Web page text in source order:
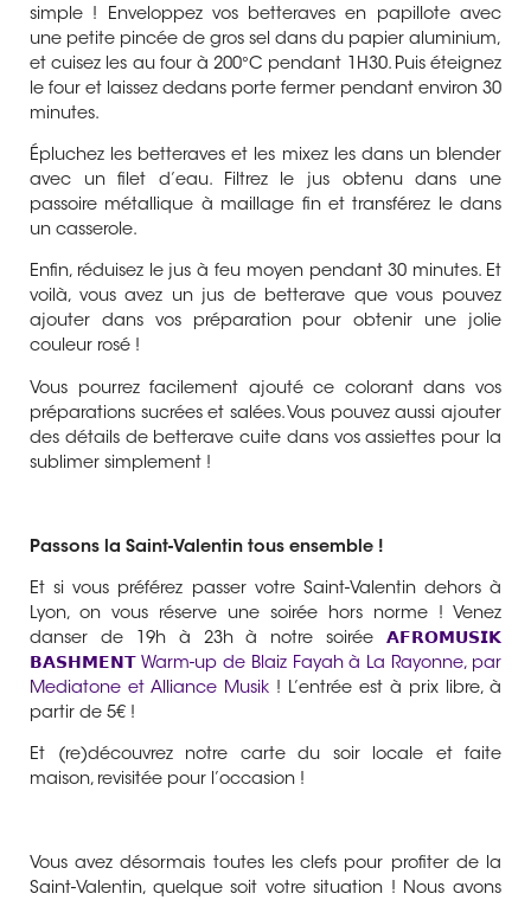
simple ! Enveloppez vos betteraves en papillote avec
une petite pincée de gros sel dans du papier aluminium,
et cuisez les au four à 200°C pendant 1H30. Puis éteignez
le four et laissez dedans porte fermer pendant environ 30
minutes.
Épluchez les betteraves et les mixez les dans un blender
avec un filet d’eau. Filtrez le jus obtenu dans une
passoire métallique à maillage fin et transférez le dans
un casserole.
Enfin, réduisez le jus à feu moyen pendant 30 minutes. Et
voilà, vous avez un jus de betterave que vous pouvez
ajouter dans vos préparation pour obtenir une jolie
couleur rosé !
Vous pourrez facilement ajouté ce colorant dans vos
préparations sucrées et salées. Vous pouvez aussi ajouter
des détails de betterave cuite dans vos assiettes pour la
sublimer simplement !
Passons la Saint-Valentin tous ensemble !
Et si vous préférez passer votre Saint-Valentin dehors à
Lyon, on vous réserve une soirée hors norme ! Venez
danser de 19h à 23h à notre soirée 𝗔𝗙𝗥𝗢𝗠𝗨𝗦𝗜𝗞
𝗕𝗔𝗦𝗛𝗠𝗘𝗡𝗧 Warm-up de Blaiz Fayah à La Rayonne, par
Mediatone et Alliance Musik ! L’entrée est à prix libre, à
partir de 5€ !
Et (re)découvrez notre carte du soir locale et faite
maison, revisitée pour l’occasion !
Vous avez désormais toutes les clefs pour profiter de la
Saint-Valentin, quelque soit votre situation ! Nous avons